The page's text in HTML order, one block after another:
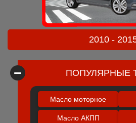
2010 -
ПОПУЛЯРНЫЕ
Масло моторное
Масло АКПП